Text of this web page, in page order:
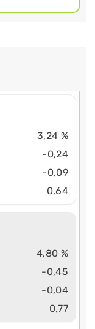
3,24 %
-0,24
-0,09
0,64
4,80 %
-0,45
-0,04
0,77